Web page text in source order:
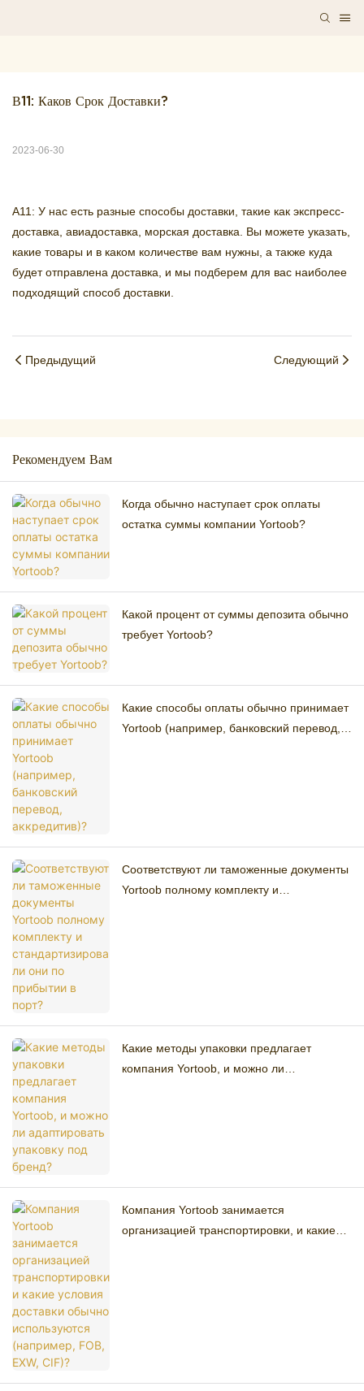
В11: Каков Срок Доставки?
2023-06-30
A11: У нас есть разные способы доставки, такие как экспресс-
доставка, авиадоставка, морская доставка. Вы можете указать,
какие товары и в каком количестве вам нужны, а также куда
будет отправлена ​​доставка, и мы подберем для вас наиболее
подходящий способ доставки.
Предыдущий Следующий
Рекомендуем Вам
Когда обычно наступает срок оплаты
остатка суммы компании Yortoob?
Какой процент от суммы депозита обычно
требует Yortoob?
Какие способы оплаты обычно принимает
Yortoob (например, банковский перевод,
Соответствуют ли таможенные документы
Yortoob полному комплекту и
Какие методы упаковки предлагает
компания Yortoob, и можно ли
Компания Yortoob занимается
организацией транспортировки, и какие